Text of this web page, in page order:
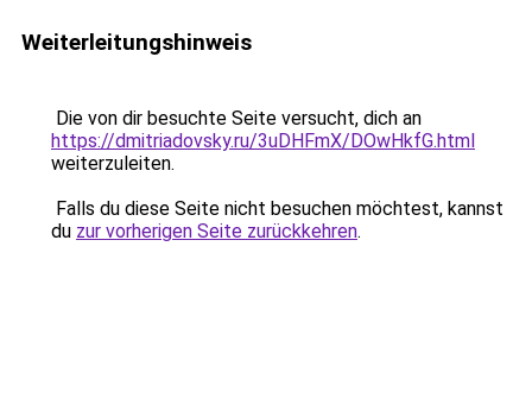
Weiterleitungshinweis
Die von dir besuchte Seite versucht, dich an
https://dmitriadovsky.ru/3uDHFmX/DOwHkfG.html
weiterzuleiten.
Falls du diese Seite nicht besuchen möchtest, kannst
du zur vorherigen Seite zurückkehren.